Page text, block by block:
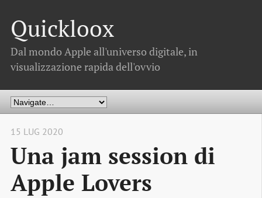
Quickloox
Dal mondo Apple all'universo digitale, in
visualizzazione rapida dell'ovvio
15 LUG 2020
Una jam session di
Apple Lovers